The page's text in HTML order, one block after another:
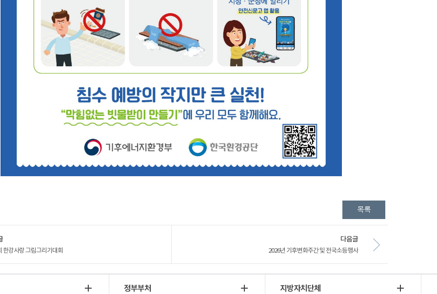
한강사랑 그림그리기대회
다음글
2026년 기후변화주간 및 전국소등행사
정부부처 지방자치단체